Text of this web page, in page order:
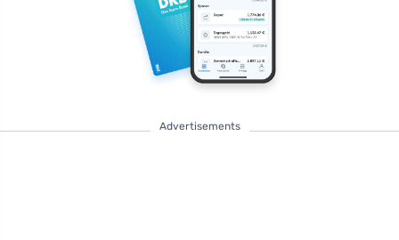
Advertisements